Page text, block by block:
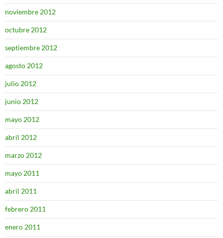
noviembre 2012
octubre 2012
septiembre 2012
agosto 2012
julio 2012
junio 2012
mayo 2012
abril 2012
marzo 2012
mayo 2011
abril 2011
febrero 2011
enero 2011